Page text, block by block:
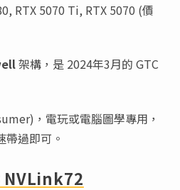
RTX 5070 Ti, RTX 5070 (價
架構，是 2024年3月的 GTC
，電玩或電腦圖學專用，
帶過即可。
NVLink72